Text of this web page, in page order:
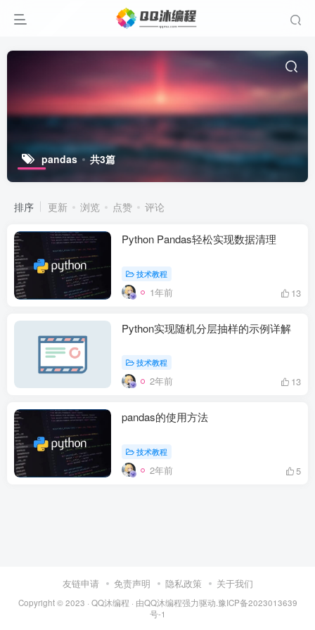
pandas 共3篇
排序 更新 浏览 点赞 评论
Python Pandas轻松实现数据清理
技术教程
1年前 13
Python实现随机分层抽样的示例详解
技术教程
2年前 13
pandas的使用方法
技术教程
2年前 5
友链申请 免责声明 隐私政策 关于我们
Copyright © 2023 · QQ沐编程 · 由QQ沐编程强力驱动. 豫ICP备2023013639
号-1